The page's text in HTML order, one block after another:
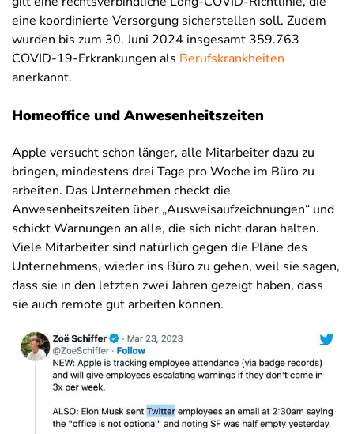
eine koordinierte Versorgung sicherstellen soll. Zudem
wurden bis zum 30. Juni 2024 insgesamt 359.763
COVID-19-Erkrankungen als Berufskrankheiten
anerkannt.
Homeoffice und Anwesenheitszeiten
Apple versucht schon länger, alle Mitarbeiter dazu zu
bringen, mindestens drei Tage pro Woche im Büro zu
arbeiten. Das Unternehmen checkt die
Anwesenheitszeiten über „Ausweisaufzeichnungen“ und
schickt Warnungen an alle, die sich nicht daran halten.
Viele Mitarbeiter sind natürlich gegen die Pläne des
Unternehmens, wieder ins Büro zu gehen, weil sie sagen,
dass sie in den letzten zwei Jahren gezeigt haben, dass
sie auch remote gut arbeiten können.